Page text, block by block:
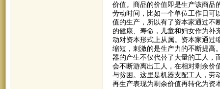
价值。商品的价值即是生产该商品
劳动时间，比如一个单位工作日可
值的生产，所以有了资本家通过不
的健康、寿命，儿童和妇女作为补
动对资本形式上从属。资本家通过
缩短，刺激的是生产力的不断提高
器的产生不仅代替了大量的工人，
会不断游离出工人，在相对剩余价
与贫困。这里是机器支配工人，劳
再生产表现为剩余价值再转化为资